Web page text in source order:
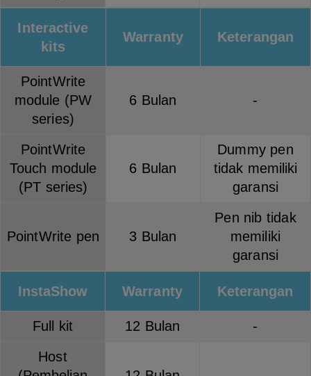
Interactive
kits
Warranty Keterangan
PointWrite
module (PW
series)
6 Bulan -
PointWrite
Touch module
(PT series)
6 Bulan
Dummy pen
tidak memiliki
garansi
PointWrite pen 3 Bulan
Pen nib tidak
memiliki
garansi
InstaShow Warranty Keterangan
Full kit 12 Bulan
-
Host